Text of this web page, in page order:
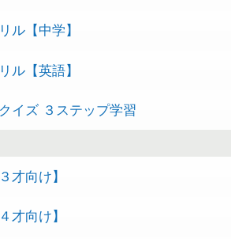
ル【中学】
ル【英語】
イズ ３ステップ学習
才向け】
才向け】